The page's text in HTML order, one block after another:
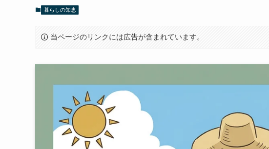
暮らしの知恵
当ページのリンクには広告が含まれています。